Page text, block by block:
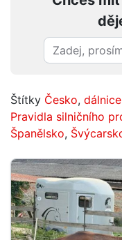
Štítky Česko, dálnice
Pravidla silničního
Španělsko,